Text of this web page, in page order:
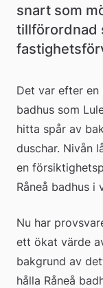
snart som
tillförordnad
Det var efter en
badhus som
hitta spår av
duschar. Nivån
en
Råneå badhus i
Nu har
ett ökat värde
bakgrund av
hålla Råneå